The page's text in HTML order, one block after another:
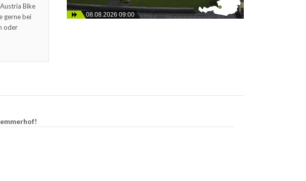
Bike
gerne bei
oder
08.08.2026 09:00